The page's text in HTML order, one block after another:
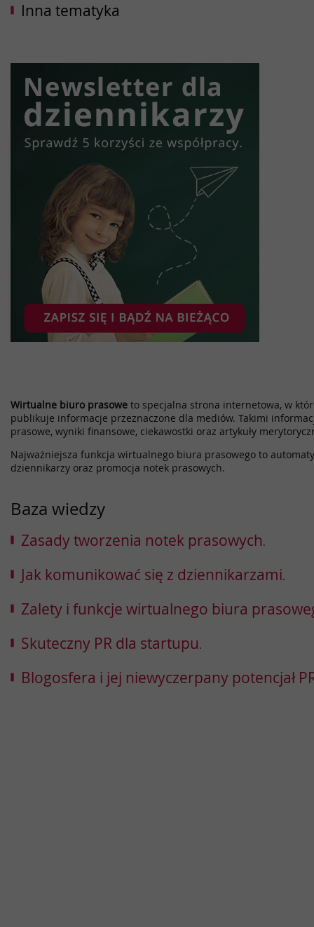
Inna tematyka
Wirtualne biuro prasowe to specjalna strona internetowa, w
publikuje informacje przeznaczone dla mediów. Takimi
prasowe, wyniki finansowe, ciekawostki oraz artykuły
Najważniejsza funkcja wirtualnego biura prasowego to
dziennikarzy oraz promocja notek prasowych.
Baza wiedzy
Zasady tworzenia notek prasowych.
Jak komunikować się z dziennikarzami.
Zalety i funkcje wirtualnego biura
Skuteczny PR dla startupu.
Blogosfera i jej niewyczerpany potencjał